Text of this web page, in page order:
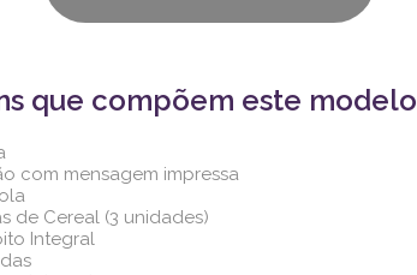
que compõem este modelo
com mensagem impressa
de Cereal (3 unidades)
Integral